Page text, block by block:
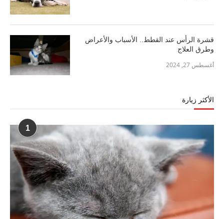
قشرة الرأس عند القطط.. الأسباب والأعراض
وطرق العلاج
أغسطس 27, 2024
الأكثر زيارة
1